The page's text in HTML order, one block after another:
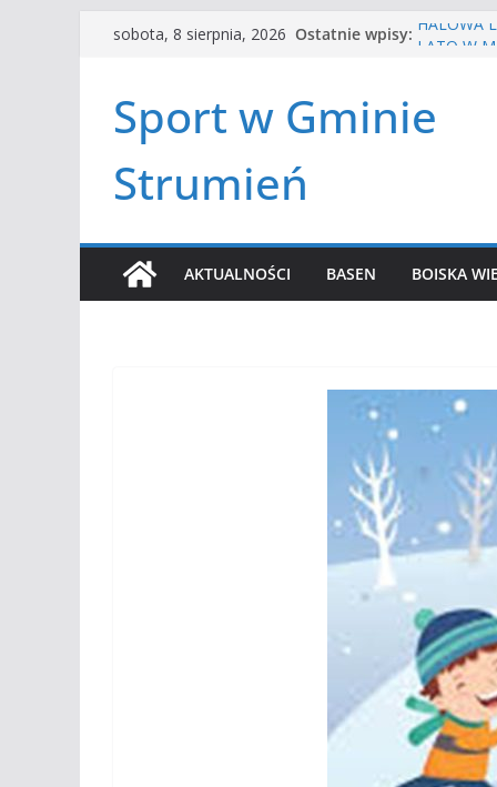
Przejdźsobota, 8 sierpnia, 2026 Ostatnie wpisy: HALOWA
Czwórbój
Sport w Gminie
Strumień
AKTUALNOŚCI BASEN BOISKA